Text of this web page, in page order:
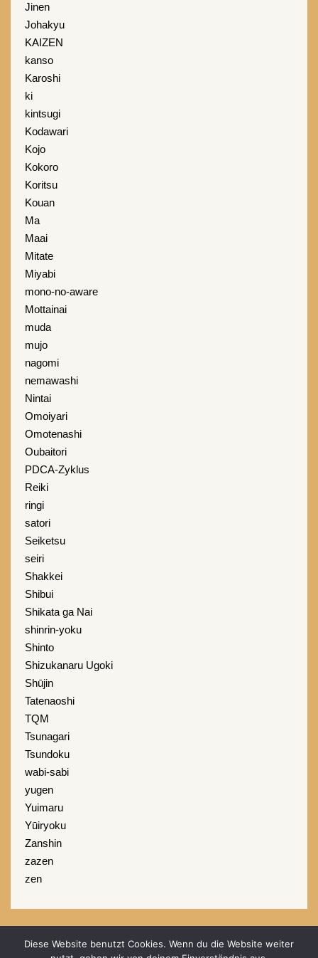
Jinen
Johakyu
KAIZEN
kanso
Karoshi
ki
kintsugi
Kodawari
Kojo
Kokoro
Koritsu
Kouan
Ma
Maai
Mitate
Miyabi
mono-no-aware
Mottainai
muda
mujo
nagomi
nemawashi
Nintai
Omoiyari
Omotenashi
Oubaitori
PDCA-Zyklus
Reiki
ringi
satori
Seiketsu
seiri
Shakkei
Shibui
Shikata ga Nai
shinrin-yoku
Shinto
Shizukanaru Ugoki
Shūjin
Tatenaoshi
TQM
Tsunagari
Tsundoku
wabi-sabi
yugen
Yuimaru
Yūiryoku
Zanshin
zazen
zen
Diese Website benutzt Cookies. Wenn du die Website weiter